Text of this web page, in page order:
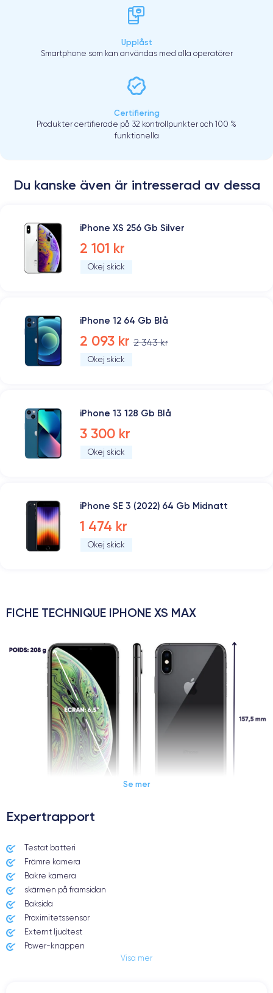
Upplåst
Smartphone som kan användas med alla operatörer
Certifiering
Produkter certifierade på 32 kontrollpunkter och 100 %
funktionella
Du kanske även är intresserad av dessa
iPhone XS 256 Gb Silver
2 101 kr
Okej skick
iPhone 12 64 Gb Blå
2 093 kr 2 343 kr
Okej skick
iPhone 13 128 Gb Blå
3 300 kr
Okej skick
iPhone SE 3 (2022) 64 Gb Midnatt
1 474 kr
Okej skick
FICHE TECHNIQUE IPHONE XS MAX
Date de sortie
12/09/2018
Dimensions
OLED 6.5 pouces
Se mer
Expertrapport
Testat batteri
Främre kamera
Bakre kamera
skärmen på framsidan
Baksida
Proximitetssensor
Externt ljudtest
Power-knappen
Visa mer